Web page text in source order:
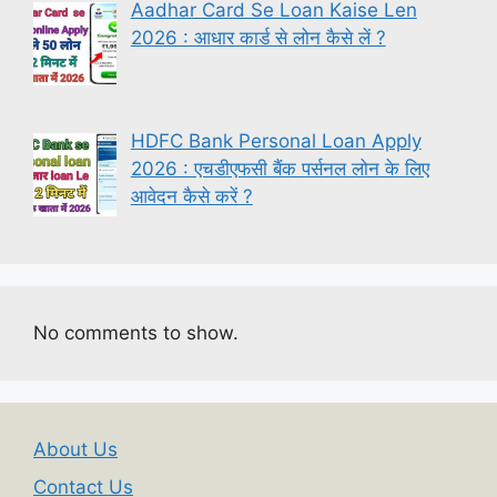
Aadhar Card Se Loan Kaise Len
2026 : आधार कार्ड से लोन कैसे लें ?
HDFC Bank Personal Loan Apply
2026 : एचडीएफसी बैंक पर्सनल लोन के लिए
आवेदन कैसे करें ?
No comments to show.
About Us
Contact Us